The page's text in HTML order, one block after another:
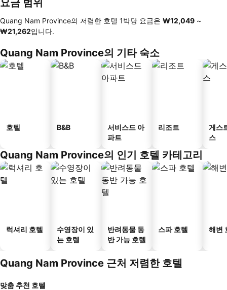
요금 범위
Quang Nam Province의 저렴한 호텔 1박당 요금은 ‎₩12,049 ~
‎₩21,262입니다.
Quang Nam Province의 기타 숙소
호텔 B&B
서비스드 아
파트
리조트
게스
스
Quang Nam Province의 인기 호텔 카테고리
럭셔리 호텔
수영장이 있
는 호텔
반려동물 동
반 가능 호텔
스파 호텔 해변
Quang Nam Province 근처 저렴한 호텔
맞춤 추천 호텔